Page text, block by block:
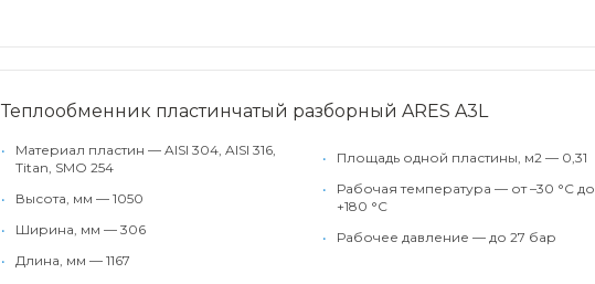
Теплообменник пластинчатый разборный ARES A3L
•
Материал пластин — AISI 304, AISI 316,
Titan, SMO 254
•
Высота, мм — 1050
•
Ширина, мм — 306
•
Длина, мм — 1167
•
Площадь одной пластины, м2 — 0,31
•
Рабочая температура — от –30 °С до
+180 °С
•
Рабочее давление — до 27 бар